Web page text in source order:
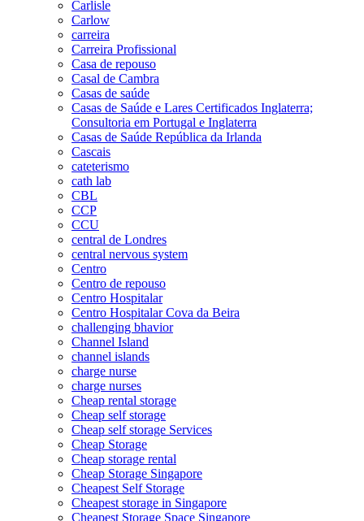
Carlisle
Carlow
carreira
Carreira Profissional
Casa de repouso
Casal de Cambra
Casas de saúde
Casas de Saúde e Lares Certificados Inglaterra;
Consultoria em Portugal e Inglaterra
Casas de Saúde República da Irlanda
Cascais
cateterismo
cath lab
CBL
CCP
CCU
central de Londres
central nervous system
Centro
Centro de repouso
Centro Hospitalar
Centro Hospitalar Cova da Beira
challenging bhavior
Channel Island
channel islands
charge nurse
charge nurses
Cheap rental storage
Cheap self storage
Cheap self storage Services
Cheap Storage
Cheap storage rental
Cheap Storage Singapore
Cheapest Self Storage
Cheapest storage in Singapore
Cheapest Storage Space Singapore